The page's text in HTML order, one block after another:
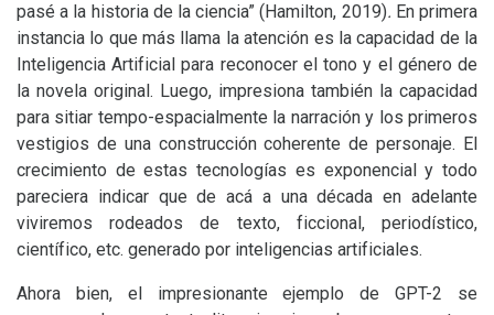
pasé a la historia de la ciencia” (Hamilton, 2019). En primera
instancia lo que más llama la atención es la capacidad de la
Inteligencia Artificial para reconocer el tono y el género de
la novela original. Luego, impresiona también la capacidad
para sitiar tempo-espacialmente la narración y los primeros
vestigios de una construcción coherente de personaje. El
crecimiento de estas tecnologías es exponencial y todo
pareciera indicar que de acá a una década en adelante
viviremos rodeados de texto, ficcional, periodístico,
científico, etc. generado por inteligencias artificiales.
Ahora bien, el impresionante ejemplo deGPT-2 se